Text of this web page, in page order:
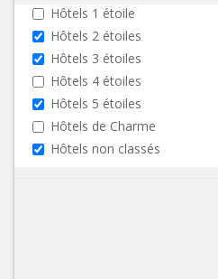
Hôtels 1 étoile
Hôtels 2 étoiles
Hôtels 3 étoiles
Hôtels 4 étoiles
Hôtels 5 étoiles
Hôtels de Charme
Hôtels non classés